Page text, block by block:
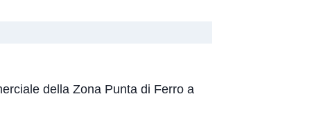
della Zona Punta di Ferro a